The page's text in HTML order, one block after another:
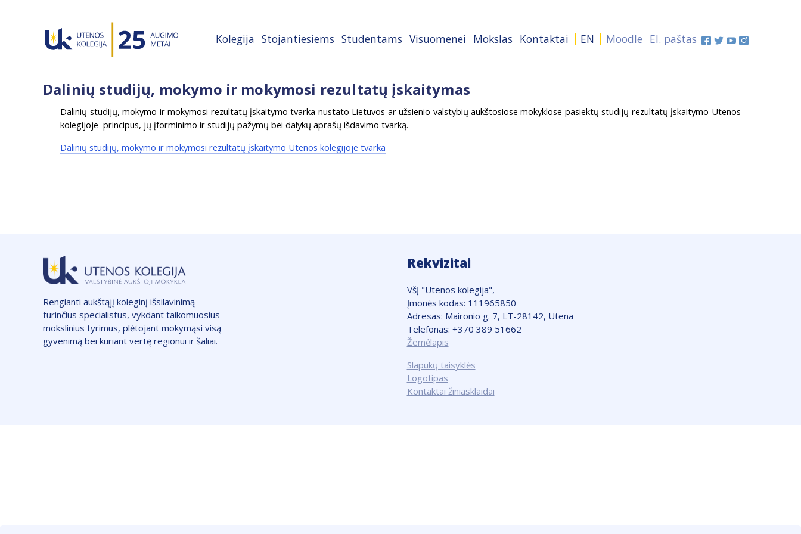
Kolegija Stojantiesiems Studentams Visuomenei Mokslas Kontaktai EN Moodle El. paštas
Dalinių studijų, mokymo ir mokymosi rezultatų įskaitymas
Dalinių studijų, mokymo ir mokymosi rezultatų įskaitymo tvarka nustato Lietuvos ar užsienio valstybių aukštosiose mokyklose pasiektų studijų rezultatų įskaitymo Utenos
kolegijoje principus, jų įforminimo ir studijų pažymų bei dalykų aprašų išdavimo tvarką.
Dalinių studijų, mokymo ir mokymosi rezultatų įskaitymo Utenos kolegijoje tvarka
Rengianti aukštąjį koleginį išsilavinimą
turinčius specialistus, vykdant taikomuosius
mokslinius tyrimus, plėtojant mokymąsi visą
gyvenimą bei kuriant vertę regionui ir šaliai.
Rekvizitai
VšĮ "Utenos kolegija",
Įmonės kodas: 111965850
Adresas: Maironio g. 7, LT-28142, Utena
Telefonas: +370 389 51662
Žemėlapis
Slapukų taisyklės
Logotipas
Kontaktai žiniasklaidai